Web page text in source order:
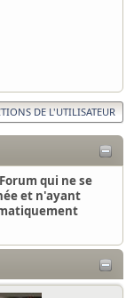
qui ne se
et n'ayant
DE L'UTILISATEUR